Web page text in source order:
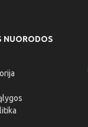
NUORODOS